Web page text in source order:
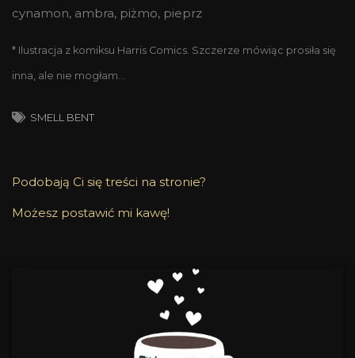
cynamon, ambra, piżmo, pieprz
* Ilustracja z komiksu Harris Comics. Szczerze mówiąc prosiła się
inna, ale nie mogłam…
SMELL BENT
Podobają Ci się treści na stronie?
Możesz postawić mi kawę!